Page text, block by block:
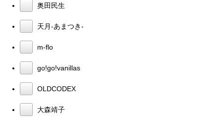
奥田民生
天月-あまつき-
m-flo
go!go!vanillas
OLDCODEX
大森靖子